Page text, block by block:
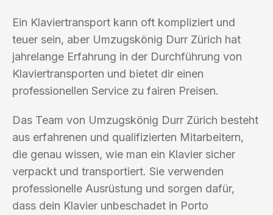
Ein Klaviertransport kann oft kompliziert und
teuer sein, aber Umzugskönig Durr Zürich hat
jahrelange Erfahrung in der Durchführung von
Klaviertransporten und bietet dir einen
professionellen Service zu fairen Preisen.
Das Team von Umzugskönig Durr Zürich besteht
aus erfahrenen und qualifizierten Mitarbeitern,
die genau wissen, wie man ein Klavier sicher
verpackt und transportiert. Sie verwenden
professionelle Ausrüstung und sorgen dafür,
dass dein Klavier unbeschadet in Porto